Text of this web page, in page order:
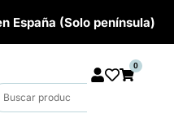
España (Solo península)
0